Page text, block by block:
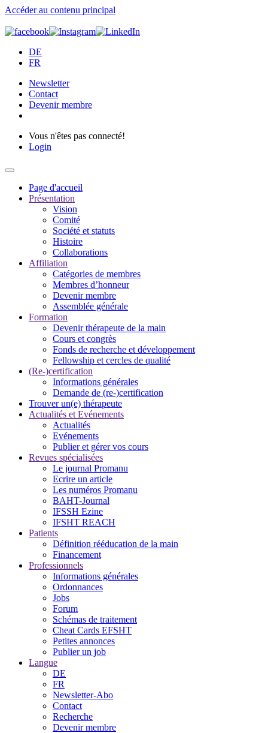
Accéder au contenu principal
DE
FR
Newsletter
Contact
Devenir membre
Vous n'êtes pas connecté!
Login
Page d'accueil
Présentation
Vision
Comité
Société et statuts
Histoire
Collaborations
Affiliation
Catégories de membres
Membres d’honneur
Devenir membre
Assemblée générale
Formation
Devenir thérapeute de la main
Cours et congrès
Fonds de recherche et développement
Fellowship et cercles de qualité
(Re-)certification
Informations générales
Demande de (re-)certification
Trouver un(e) thérapeute
Actualités et Evénements
Actualités
Evénements
Publier et gérer vos cours
Revues spécialisées
Le journal Promanu
Ecrire un article
Les numéros Promanu
BAHT-Journal
IFSSH Ezine
IFSHT REACH
Patients
Définition rééducation de la main
Financement
Professionnels
Informations générales
Ordonnances
Jobs
Forum
Schémas de traitement
Cheat Cards EFSHT
Petites annonces
Publier un job
Langue
DE
FR
Newsletter-Abo
Contact
Recherche
Devenir membre